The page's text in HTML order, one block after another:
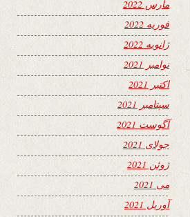
مارس 2022
فوریه 2022
ژانویه 2022
نوامبر 2021
اکتبر 2021
سپتامبر 2021
آگوست 2021
جولای 2021
ژوئن 2021
می 2021
آوریل 2021